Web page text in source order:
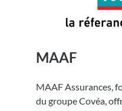
MAAF
MAAF Assurances,
du groupe Covéa,